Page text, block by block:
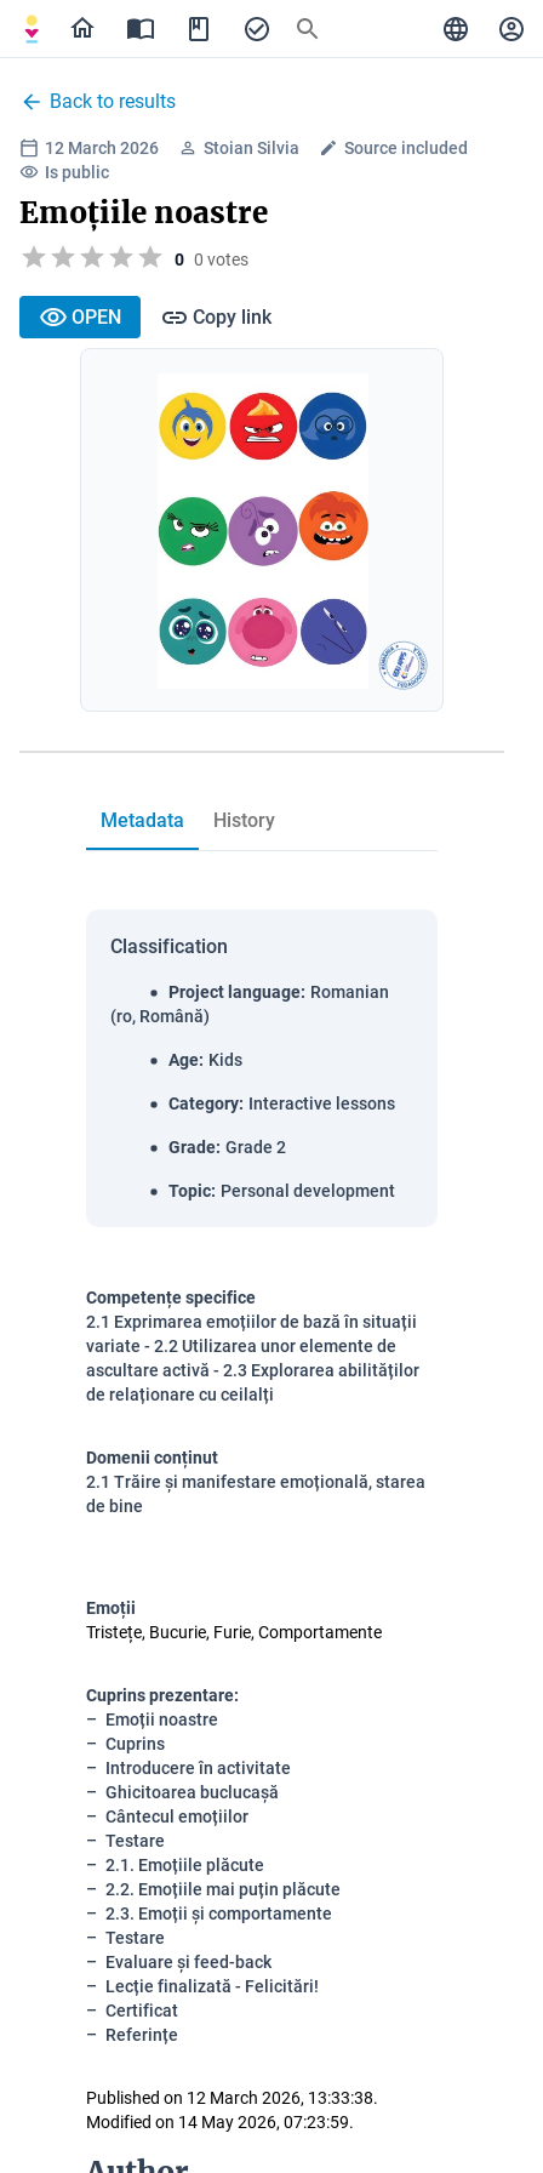
Back to results
12 March 2026 Stoian Silvia
Source included
Is public
Emoțiile noastre
0 0 votes
OPEN Copy link
Metadata History
Classification
Project language: Romanian
(ro, Română)
Age: Kids
Category: Interactive lessons
Grade: Grade 2
Topic: Personal development
Competențe specifice
2.1 Exprimarea emoțiilor de bază în situații
variate - 2.2 Utilizarea unor elemente de
ascultare activă - 2.3 Explorarea abilităților
de relaționare cu ceilalți
Domenii conținut
2.1 Trăire și manifestare emoțională, starea
de bine
Emoții
Tristețe, Bucurie, Furie, Comportamente
Cuprins prezentare:
Emoții noastre
Cuprins
Introducere în activitate
Ghicitoarea buclucașă
Cântecul emoțiilor
Testare
2.1. Emoțiile plăcute
2.2. Emoțiile mai puțin plăcute
2.3. Emoții și comportamente
Testare
Evaluare și feed-back
Lecție finalizată - Felicitări!
Certificat
Referințe
Published on 12 March 2026, 13:33:38.
Modified on 14 May 2026, 07:23:59.